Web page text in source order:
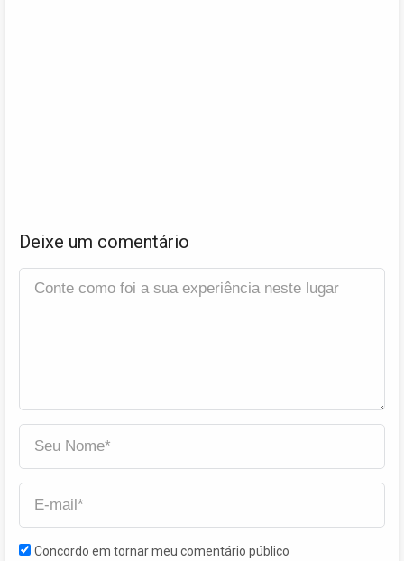
Deixe um comentário
Concordo em tornar meu comentário público